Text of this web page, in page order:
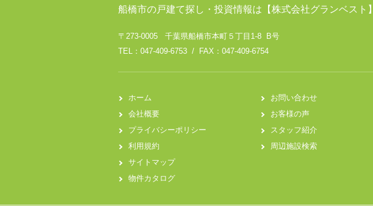
船橋市の戸建て探し・投資情報は【株式会社グランベスト】
〒273-0005 千葉県船橋市本町５丁目1-8 B号
TEL：047-409-6753 / FAX：047-409-6754
ホーム
会社概要
プライバシーポリシー
利用規約
サイトマップ
物件カタログ
お問い合わせ
お客様の声
スタッフ紹介
周辺施設検索